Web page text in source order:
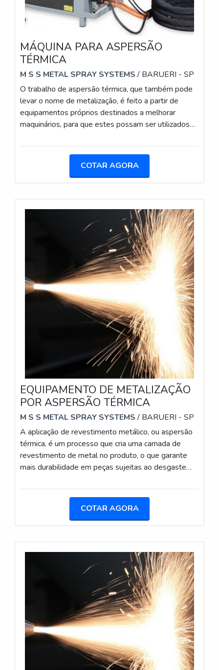
MÁQUINA PARA ASPERSÃO
TÉRMICA
M S S METAL SPRAY SYSTEMS/ BARUERI - SP
O trabalho de aspersão térmica, que também pode
levar o nome de metalização, é feito a partir de
equipamentos próprios destinados a melhorar
maquinários, para que estes possam ser utilizados
especial em altas temperaturas onde o risco de
a sua finalidade de maneira eficiente, é preciso que
sejam adquiridos em empresas conceituadas, que
de alta qualidade para q
COTAR AGORA
EQUIPAMENTO DE METALIZAÇÃO
POR ASPERSÃO TÉRMICA
M S S METAL SPRAY SYSTEMS/ BARUERI - SP
A aplicação de revestimento metálico, ou aspersão
térmica, é um processo que cria uma camada de
revestimento de metal no produto, o que garante
mais durabilidade em peças sujeitas ao desgaste
abrasão). Além disso, a aspersão térmica é um
substitui a aplicação de cromo duro eletrolítico, o
qual causa um grande impacto para o meio
de metalização por asper
COTAR AGORA